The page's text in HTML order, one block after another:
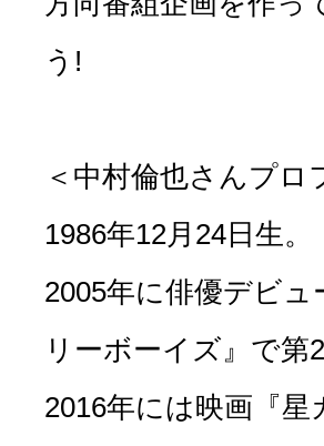
う!
＜中村倫也さんプロ
1986年12月24日生。
2005年に俳優デビ
リーボーイズ』で第
2016年には映画『